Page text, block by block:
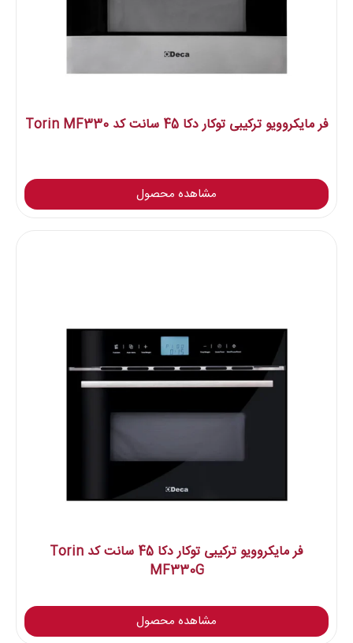
فر مایکروویو ترکیبی توکار دکا 45 سانت کد Torin MF330
مشاهده محصول
فر مایکروویو ترکیبی توکار دکا 45 سانت کد Torin
MF330G
مشاهده محصول